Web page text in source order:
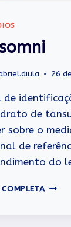
26
de
de
sobre o
de
do